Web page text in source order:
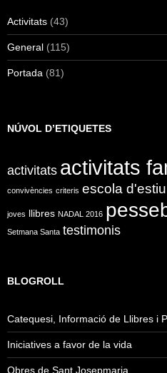
Activitats (43)
General (115)
Portada (81)
NÚVOL D’ETIQUETES
activitats activitats
convivències criteris escola d'estiu
joves llibres NADAL 2016
Setmana Santa testimonis
BLOGROLL
Catequesi, Informació de Llibres i
Iniciatives a favor de la vida
Obres de Sant Josepmaria